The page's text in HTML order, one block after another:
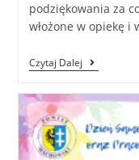
podziękowania za
włożone w opiekę
Czytaj Dalej